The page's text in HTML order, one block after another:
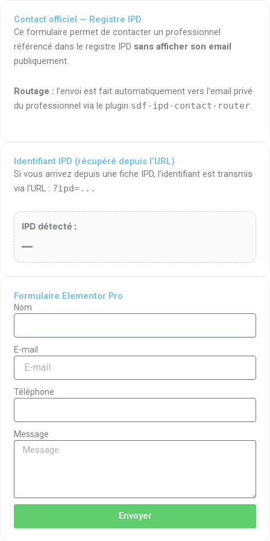
Contact officiel — Registre IPD
Ce formulaire permet de contacter un professionnel
référencé dans le registre IPD sans afficher son email
publiquement.
Routage : l’envoi est fait automatiquement vers l’email privé
du professionnel via le plugin sdf-ipd-contact-router
Identifiant IPD (récupéré depuis l’URL)
Si vous arrivez depuis une fiche IPD, l’identifiant est transmis
via l’URL : ?ipd=...
IPD détecté :
—
Formulaire Elementor Pro
Nom
E-mail
Téléphone
Message
Envoyer